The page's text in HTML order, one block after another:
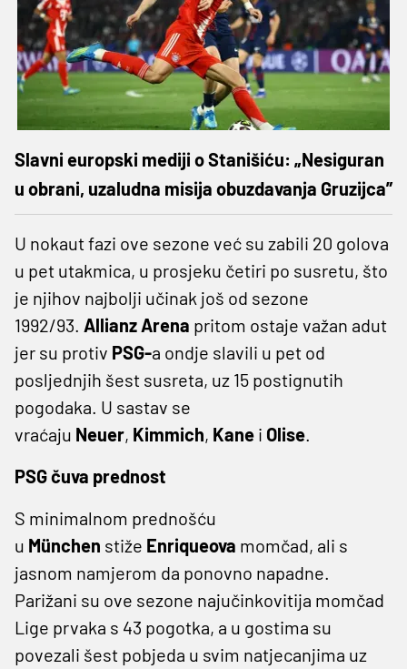
Slavni europski mediji o Stanišiću: „Nesiguran
u obrani, uzaludna misija obuzdavanja Gruzijca”
U nokaut fazi ove sezone već su zabili 20 golova
u pet utakmica, u prosjeku četiri po susretu, što
je njihov najbolji učinak još od sezone
1992/93. Allianz Arena pritom ostaje važan adut
jer su protiv PSG-a ondje slavili u pet od
posljednjih šest susreta, uz 15 postignutih
pogodaka. U sastav se
vraćaju Neuer, Kimmich, Kane i Olise.
PSG čuva prednost
S minimalnom prednošću
u München stiže Enriqueova momčad, ali s
jasnom namjerom da ponovno napadne.
Parižani su ove sezone najučinkovitija momčad
Lige prvaka s 43 pogotka, a u gostima su
povezali šest pobjeda u svim natjecanjima uz